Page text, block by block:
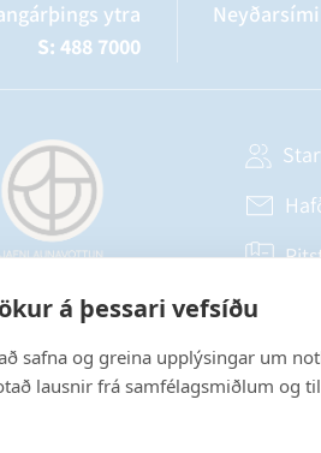
á þessari vefsíðu
safna og greina upplýsingar um
lausnir frá samfélagsmiðlum og
ytra
S: 488 7000